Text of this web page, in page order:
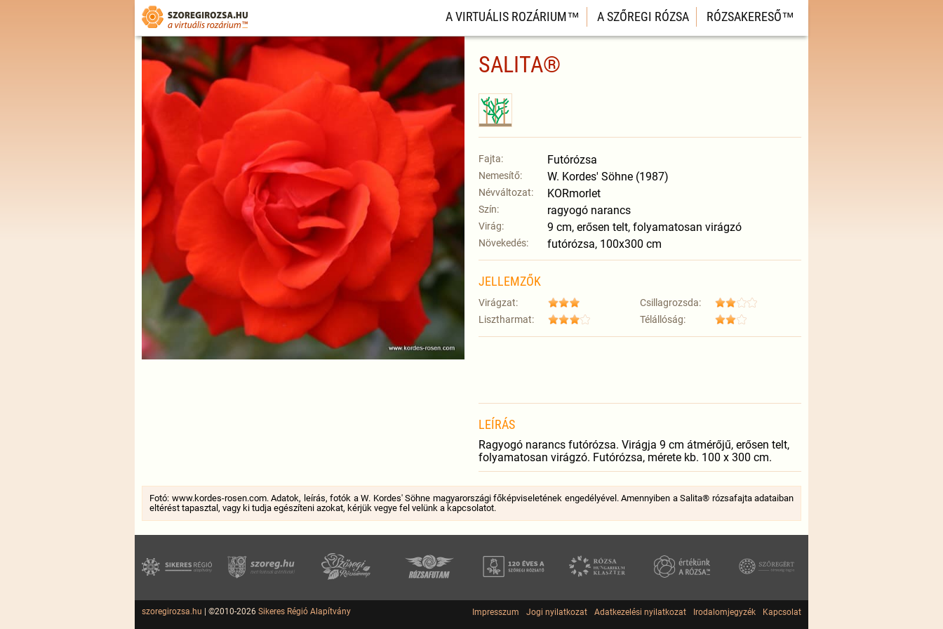
A VIRTUÁLIS ROZÁRIUM™ A SZŐREGI RÓZSA RÓZSAKERESŐ™
SALITA®
Fajta: Futórózsa
Nemesítő: W. Kordes' Söhne (1987)
Névváltozat: KORmorlet
Szín: ragyogó narancs
Virág: 9 cm, erősen telt, folyamatosan virágzó
Növekedés: futórózsa, 100x300 cm
JELLEMZŐK
Virágzat:
Lisztharmat:
Csillagrozsda:
Télállóság:
LEÍRÁS
Ragyogó narancs futórózsa. Virágja 9 cm átmérőjű, erősen telt,
folyamatosan virágzó. Futórózsa, mérete kb. 100 x 300 cm.
Fotó: www.kordes-rosen.com. Adatok, leírás, fotók a W. Kordes' Söhne magyarországi főképviseletének engedélyével. Amennyiben a Salita® rózsafajta adataiban
eltérést tapasztal, vagy ki tudja egészíteni azokat, kérjük vegye fel velünk a kapcsolatot.
szoregirozsa.hu | ©2010-2026 Sikeres Régió Alapítvány Impresszum Jogi nyilatkozat Adatkezelési nyilatkozat Irodalomjegyzék Kapcsolat